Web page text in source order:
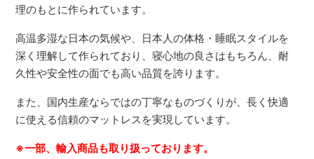
理のもとに作られています。
高温多湿な日本の気候や、日本人の体格・睡眠スタイルを
深く理解して作られており、寝心地の良さはもちろん、耐
久性や安全性の面でも高い品質を誇ります。
また、国内生産ならではの丁寧なものづくりが、長く快適
に使える信頼のマットレスを実現しています。
※一部、輸入商品も取り扱っております。